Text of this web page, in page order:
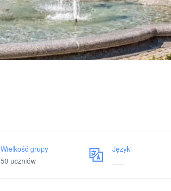
Wielkość grupy
50 uczniów
Języki